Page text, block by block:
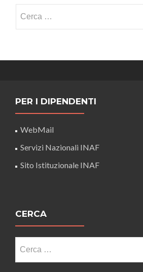
per:
PER I DIPENDENTI
WebMail
Servizi Nazionali INAF
Sito Istituzionale INAF
CERCA
per: